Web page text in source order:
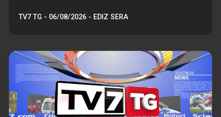
TV7 TG - 06/08/2026 - EDIZ SERA